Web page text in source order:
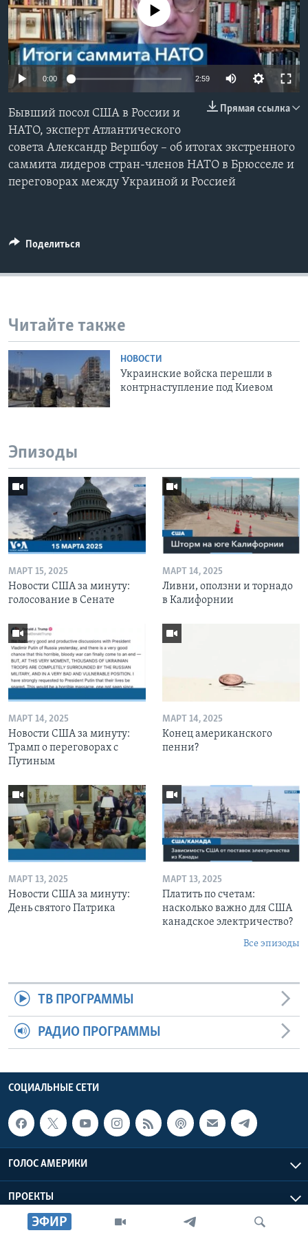
Learning English
СОЦИАЛЬНЫЕ СЕТИ
Языки
ЭФИР
No media source currently available
0:00 2:59
Прямая ссылка
Бывший посол США в России и
НАТО, эксперт Атлантического
совета Александр Вершбоу – об итогах экстренного
саммита лидеров стран-членов НАТО в Брюсселе и
переговорах между Украиной и Россией
Поделиться
Читайте также
НОВОСТИ
Украинские войска перешли в
контрнаступление под Киевом
Эпизоды
МАРТ 15, 2025
Новости США за минуту:
голосование в Сенате
МАРТ 14, 2025
Ливни, оползни и торнадо
в Калифорнии
МАРТ 14, 2025
Новости США за минуту:
Трамп о переговорах с
Путиным
МАРТ 14, 2025
Конец американского
пенни?
МАРТ 13, 2025
Новости США за минуту:
День святого Патрика
МАРТ 13, 2025
Платить по счетам:
насколько важно для США
канадское электричество?
Все эпизоды
ТВ ПРОГРАММЫ
РАДИО ПРОГРАММЫ
СОЦИАЛЬНЫЕ СЕТИ
ГОЛОС АМЕРИКИ
ПРОЕКТЫ